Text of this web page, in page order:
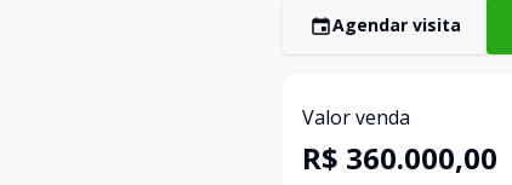
Agendar visita
Valor venda
R$ 360.000,00